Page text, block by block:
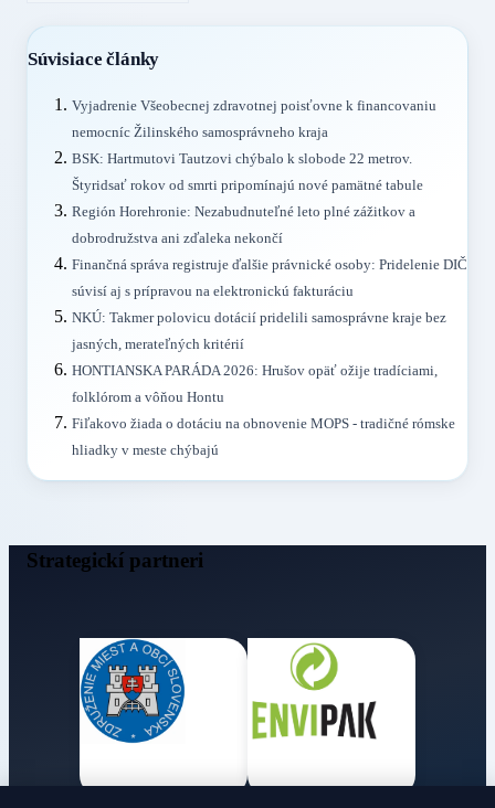
Súvisiace články
Vyjadrenie Všeobecnej zdravotnej poisťovne k financovaniu
nemocníc Žilinského samosprávneho kraja
BSK: Hartmutovi Tautzovi chýbalo k slobode 22 metrov.
Štyridsať rokov od smrti pripomínajú nové pamätné tabule
Región Horehronie: Nezabudnuteľné leto plné zážitkov a
dobrodružstva ani zďaleka nekončí
Finančná správa registruje ďalšie právnické osoby: Pridelenie DIČ
súvisí aj s prípravou na elektronickú fakturáciu
NKÚ: Takmer polovicu dotácií pridelili samosprávne kraje bez
jasných, merateľných kritérií
HONTIANSKA PARÁDA 2026: Hrušov opäť ožije tradíciami,
folklórom a vôňou Hontu
Fiľakovo žiada o dotáciu na obnovenie MOPS - tradičné rómske
hliadky v meste chýbajú
Strategickí partneri